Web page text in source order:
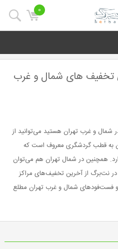
0
تخفیف های شمال و غرب
و غرب تهران هستید می‌توانید از
به قطب گردشگری معروف است که
همچنین در شمال تهران هم می‌توان
در نت‌برگ از آخرین تخفیف‌های مراکز
و فست‌فودهای شمال و غرب تهران مطلع